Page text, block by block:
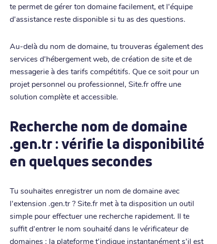
te permet de gérer ton domaine facilement, et l'équipe
d'assistance reste disponible si tu as des questions.
Au-delà du nom de domaine, tu trouveras également des
services d'hébergement web, de création de site et de
messagerie à des tarifs compétitifs. Que ce soit pour un
projet personnel ou professionnel, Site.fr offre une
solution complète et accessible.
Recherche nom de domaine
.gen.tr : vérifie la disponibilité
en quelques secondes
Tu souhaites enregistrer un nom de domaine avec
l'extension .gen.tr ? Site.fr met à ta disposition un outil
simple pour effectuer une recherche rapidement. Il te
suffit d'entrer le nom souhaité dans le vérificateur de
domaines : la plateforme t'indique instantanément s'il est